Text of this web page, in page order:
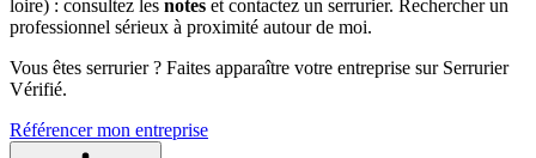
loire) : consultez les notes et contactez un serrurier. Rechercher un
professionnel sérieux à proximité autour de moi.
Vous êtes serrurier ? Faites apparaître votre entreprise sur Serrurier
Vérifié.
Référencer mon entreprise